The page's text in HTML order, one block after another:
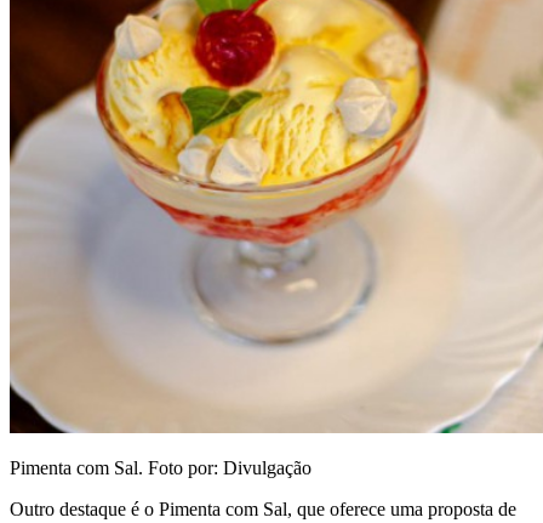
Pimenta com Sal. Foto por: Divulgação
Outro destaque é o Pimenta com Sal, que oferece uma proposta de